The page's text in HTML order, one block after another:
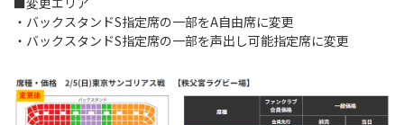
・バックスタンドS指定席の一部をA自由席に変更
・バックスタンドS指定席の一部を声出し可能指定席に変更